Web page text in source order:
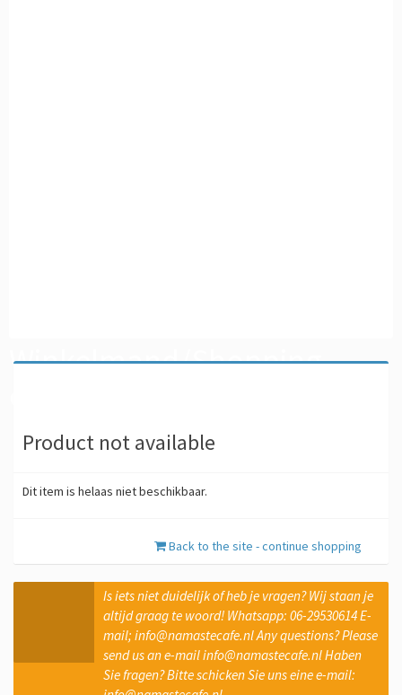
Winkelmand/Shopping
Product not available
Dit item is helaas niet beschikbaar.
Back to the site - continue shopping
Is iets niet duidelijk of heb je vragen? Wij staan je
altijd graag te woord! Whatsapp: 06-29530614 E-
mail; info@namastecafe.nlAny questions? Please
send us an e-mail info@namastecafe.nlHaben
Sie fragen? Bitte schicken Sie uns eine e-mail: